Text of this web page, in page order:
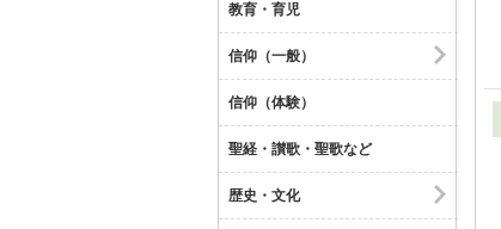
教育・育児
信仰（一般）
信仰（体験）
聖経・讃歌・聖歌など
歴史・文化